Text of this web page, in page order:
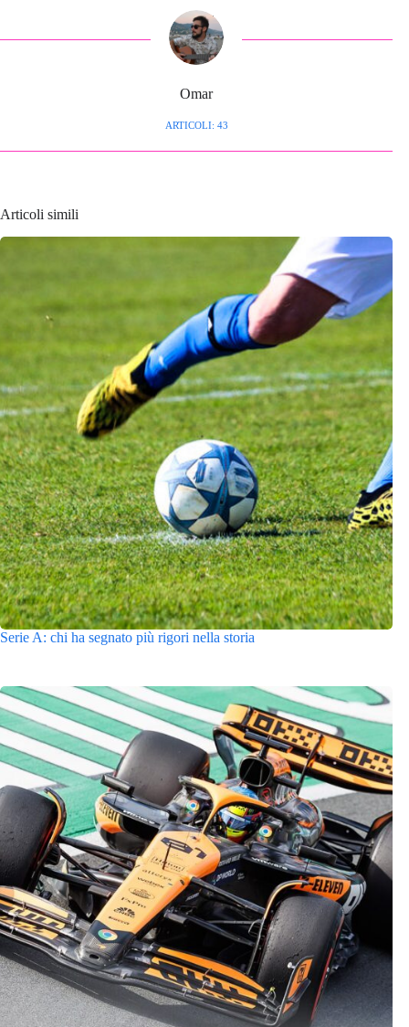
Omar
ARTICOLI: 43
Articoli simili
Serie A: chi ha segnato più rigori nella storia